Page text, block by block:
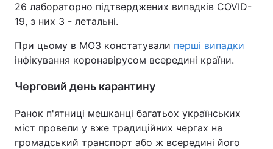
26 лабораторно підтверджених випадків COVID-
19, з них 3 - летальні.
При цьому в МОЗ констатували перші випадки
інфікування коронавірусом всередині країни.
Черговий день карантину
Ранок п'ятниці мешканці багатьох українських
міст провели у вже традиційних чергах на
громадський транспорт або ж всередині його